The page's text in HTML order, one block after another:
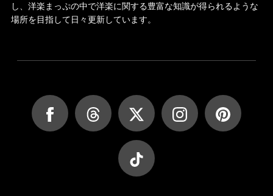
し、洋楽まっぷの中で洋楽に関する豊富な知識が得られるような
場所を目指して日々更新しています。